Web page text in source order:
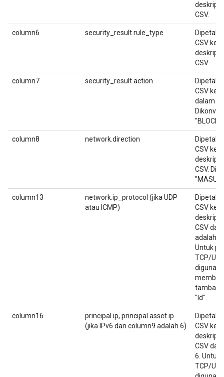
CSV.
column6 security_result.rule_type
CSV
CSV.
column7 security_result.action
CSV
dalam
"BLOCK"
column8 network.direction
CSV
CSV.
column13
network.ip_protocol (jika UDP
atau ICMP)
CSV
CSV
adalah
Untuk
TCP/
"Id".
column16
principal.ip, principal.asset.ip
(jika IPv6 dan column9 adalah 6)
CSV
CSV
6. Untuk
TCP/